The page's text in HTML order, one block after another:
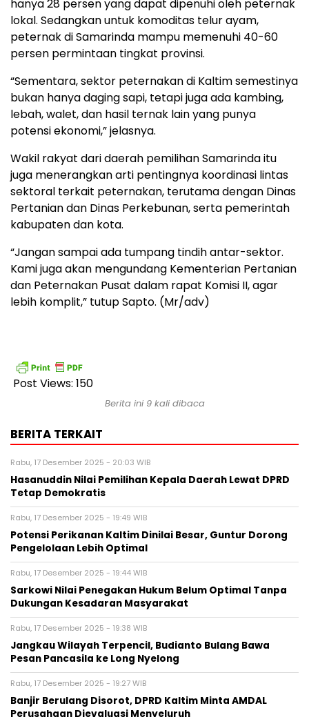
hanya 28 persen yang dapat dipenuhi oleh peternak
lokal. Sedangkan untuk komoditas telur ayam,
peternak di Samarinda mampu memenuhi 40-60
persen permintaan tingkat provinsi.
“Sementara, sektor peternakan di Kaltim semestinya
bukan hanya daging sapi, tetapi juga ada kambing,
lebah, walet, dan hasil ternak lain yang punya
potensi ekonomi,” jelasnya.
Wakil rakyat dari daerah pemilihan Samarinda itu
juga menerangkan arti pentingnya koordinasi lintas
sektoral terkait peternakan, terutama dengan Dinas
Pertanian dan Dinas Perkebunan, serta pemerintah
kabupaten dan kota.
“Jangan sampai ada tumpang tindih antar-sektor.
Kami juga akan mengundang Kementerian Pertanian
dan Peternakan Pusat dalam rapat Komisi II, agar
lebih komplit,” tutup Sapto. (Mr/adv)
Post Views: 150
Berita ini 9 kali dibaca
BERITA TERKAIT
Rabu, 17 Desember 2025 - 20:03 WIB
Hasanuddin Nilai Pemilihan Kepala Daerah Lewat DPRD
Tetap Demokratis
Rabu, 17 Desember 2025 - 19:49 WIB
Potensi Perikanan Kaltim Dinilai Besar, Guntur Dorong
Pengelolaan Lebih Optimal
Rabu, 17 Desember 2025 - 19:44 WIB
Sarkowi Nilai Penegakan Hukum Belum Optimal Tanpa
Dukungan Kesadaran Masyarakat
Rabu, 17 Desember 2025 - 19:38 WIB
Jangkau Wilayah Terpencil, Budianto Bulang Bawa
Pesan Pancasila ke Long Nyelong
Rabu, 17 Desember 2025 - 19:27 WIB
Banjir Berulang Disorot, DPRD Kaltim Minta AMDAL
Perusahaan Dievaluasi Menyeluruh